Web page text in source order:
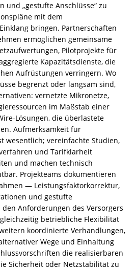
und „gestufte Anschlüsse“ zu
mit dem
bringen. Partnerschaften
ermöglichen gemeinsame
Pilotprojekte für
Kapazitätsdienste, die
Aufrüstungen verringern. Wo
begrenzt oder langsam sind,
vernetzte Mikronetze,
im Maßstab einer
Lösungen, die überlastete
Aufmerksamkeit für
wesentlich; vereinfachte Studien,
und Tarifklarheit
und machen technisch
Projekteams dokumentieren
— Leistungsfaktorkorrektur,
und gestufte
Anforderungen des Versorgers
betriebliche Flexibilität
koordinierte Verhandlungen,
Wege und Einhaltung
die realisierbaren
Sicherheit oder Netzstabilität zu